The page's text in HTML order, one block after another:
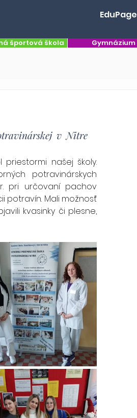
EduPage
športová škola Gymnázium
v Nitre
priestormi našej školy.
potravinárskych
pri určovaní pachov
potravín. Mali možnosť
kvasinky či plesne,